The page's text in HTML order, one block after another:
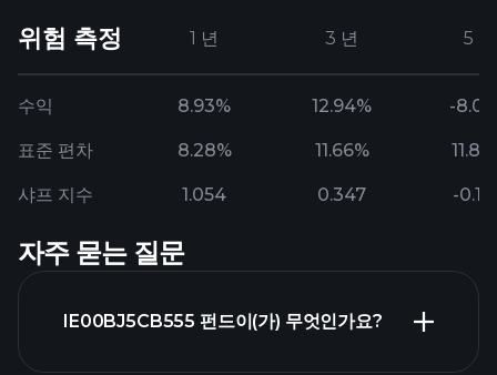
위험 측정 1 년 3 년 5 년
수익 8.93% 12.94% -
표준 편차 8.28% 11.66%
샤프 지수 1.054 0.347 -
자주 묻는 질문
IE00BJ5CB555 펀드이(가) 무엇인가요?